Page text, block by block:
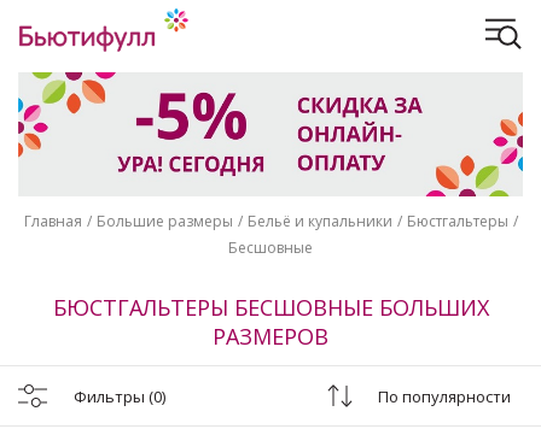
Главная Большие размеры Бельё и купальники
Бюстгальтеры
Бесшовные
БЮСТГАЛЬТЕРЫ БЕСШОВНЫЕ БОЛЬШИХ
РАЗМЕРОВ
Фильтры (0) По популярности